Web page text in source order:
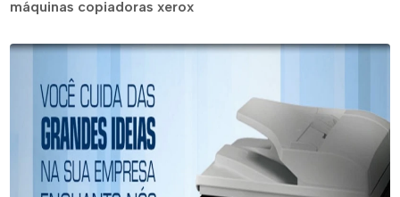
máquinas copiadoras xerox